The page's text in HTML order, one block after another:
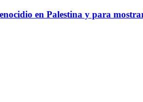
en Palestina y para